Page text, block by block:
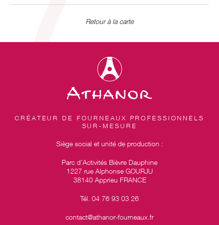
Retour à la carte
CRÉATEUR DE FOURNEAUX PROFESSIONNELS
SUR-MESURE
Siège social et unité de production :
Parc d’Activités Bièvre Dauphine
1227 rue Alphonse GOURJU
38140 Apprieu FRANCE
Tél. 04 76 93 03 26
contact@athanor-fourneaux.fr